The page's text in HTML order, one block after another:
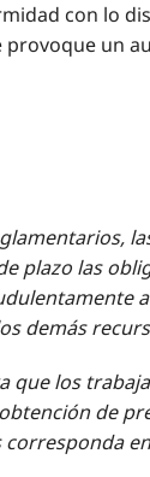
con lo
un
plazo las
demás
que los
de